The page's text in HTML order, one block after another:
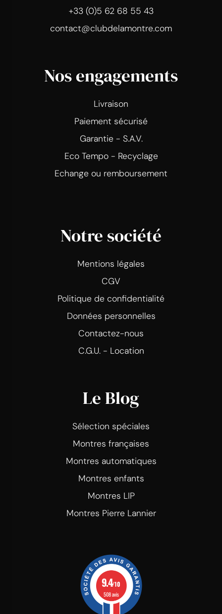
+33 (0)5 62 68 55 43
contact@clubdelamontre.com
Nos engagements
Livraison
Paiement sécurisé
Garantie - S.A.V.
Eco Tempo - Recyclage
Echange ou remboursement
Notre société
Mentions légales
CGV
Politique de confidentialité
Données personnelles
Contactez-nous
C.G.U. - Location
Le Blog
Sélection spéciales
Montres françaises
Montres automatiques
Montres enfants
Montres LIP
Montres Pierre Lannier
9.4/10
508 avis